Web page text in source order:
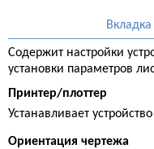
Содержит настройки
установки параметров
Принтер/плоттер
Устанавливает
Ориентация чертежа